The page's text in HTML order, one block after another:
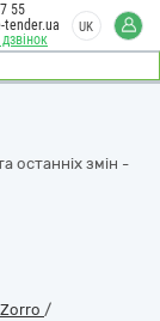
55
tender.ua
UK
останніх змін -
/